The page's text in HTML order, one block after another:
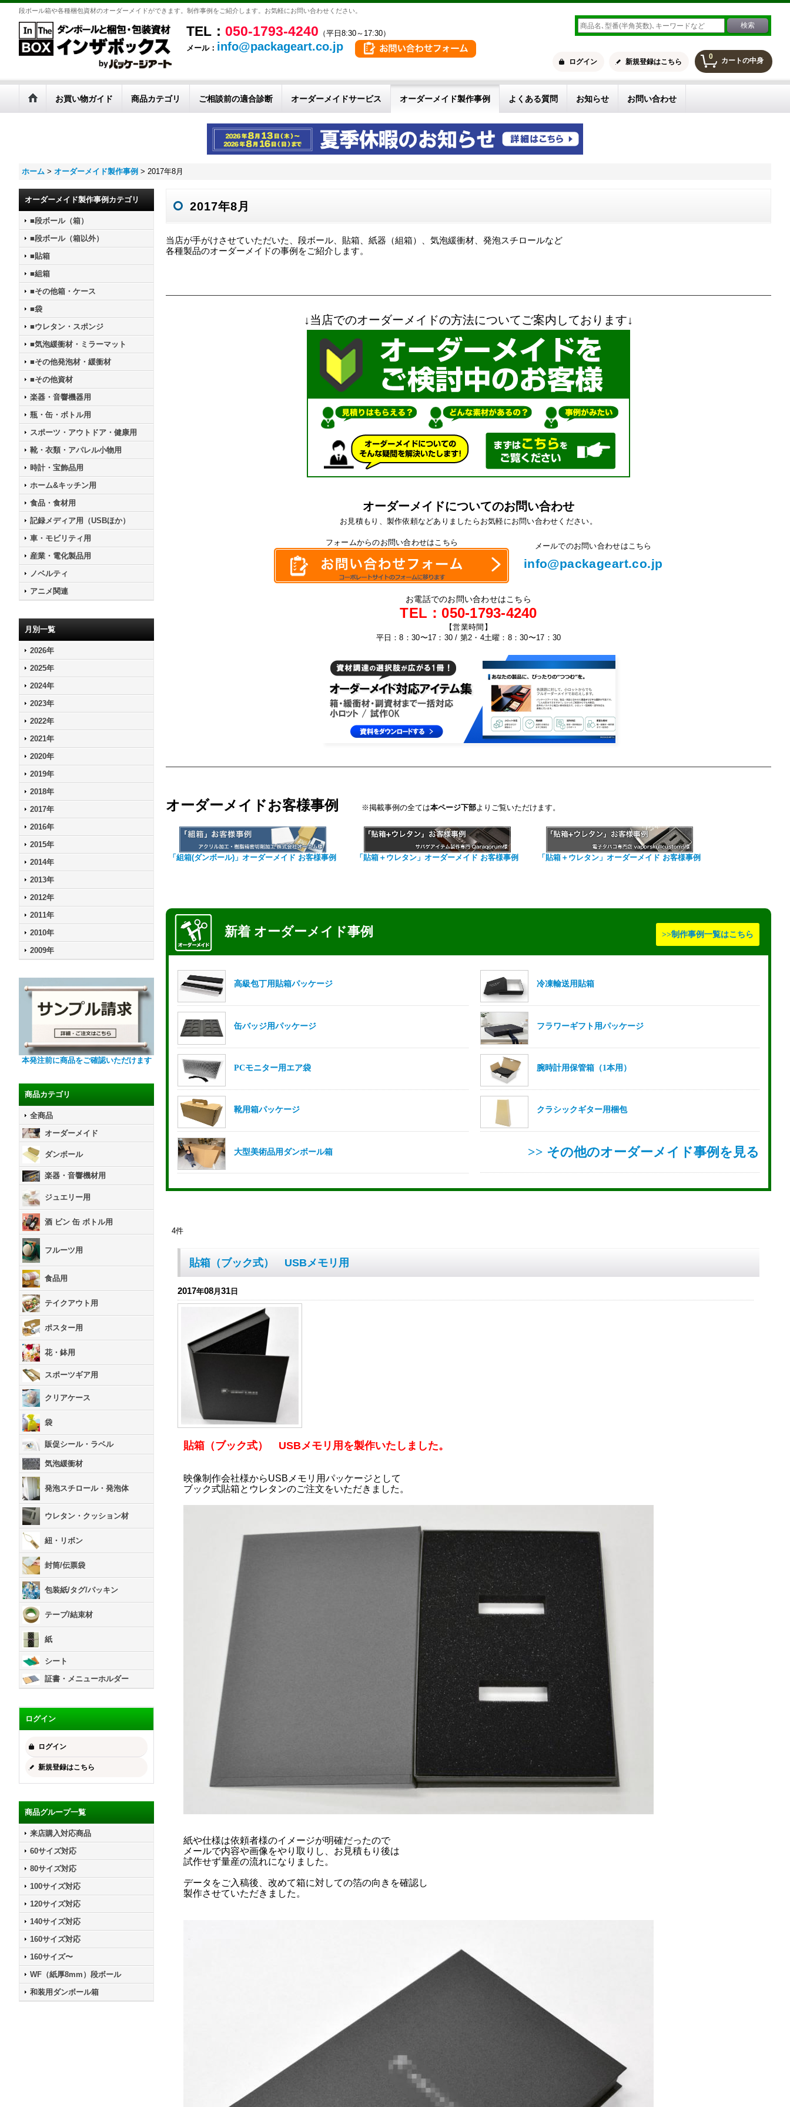
段ボール箱や各種梱包資材のオーダーメイドができます。制作事例をご紹介します。お気軽にお問い合わせください。
TEL： 050-1793-4240 （平日8:30～17:30）
メール： info@packageart.co.jp
0 カートの中身
ログイン 新規登録はこちら
お買い物ガイド 商品カテゴリ ご相談前の適合診断 オーダーメイドサービス オーダーメイド製作事例 よくある質問 お知らせ お問い合わせ
ホーム > オーダーメイド製作事例 > 2017年8月
オーダーメイド製作事例カテゴリ
■段ボール（箱）
■段ボール（箱以外）
■貼箱
■組箱
■その他箱・ケース
■袋
■ウレタン・スポンジ
■気泡緩衝材・ミラーマット
■その他発泡材・緩衝材
■その他資材
楽器・音響機器用
瓶・缶・ボトル用
スポーツ・アウトドア・健康用
靴・衣類・アパレル小物用
時計・宝飾品用
ホーム&キッチン用
食品・食材用
記録メディア用（USBほか）
車・モビリティ用
産業・電化製品用
ノベルティ
アニメ関連
月別一覧
2026年
2025年
2024年
2023年
2022年
2021年
2020年
2019年
2018年
2017年
2016年
2015年
2014年
2013年
2012年
2011年
2010年
2009年
本発注前に商品をご確認いただけます
商品カテゴリ
全商品
オーダーメイド
ダンボール
楽器・音響機材用
ジュエリー用
酒 ビン 缶 ボトル用
フルーツ用
食品用
テイクアウト用
ポスター用
花・鉢用
スポーツギア用
クリアケース
袋
販促シール・ラベル
気泡緩衝材
発泡スチロール・発泡体
ウレタン・クッション材
紐・リボン
封筒/伝票袋
包装紙/タグ/パッキン
テープ/結束材
紙
シート
証書・メニューホルダー
ログイン
ログイン
新規登録はこちら
商品グループ一覧
来店購入対応商品
60サイズ対応
80サイズ対応
100サイズ対応
120サイズ対応
140サイズ対応
160サイズ対応
160サイズ〜
WF（紙厚8mm）段ボール
和装用ダンボール箱
2017年8月
当店が手がけさせていただいた、段ボール、貼箱、紙器（組箱）、気泡緩衝材、発泡スチロールなど
各種製品のオーダーメイドの事例をご紹介します。
↓当店でのオーダーメイドの方法についてご案内しております↓
オーダーメイドについてのお問い合わせ
お見積もり、製作依頼などありましたらお気軽にお問い合わせください。
フォームからのお問い合わせはこちら メールでのお問い合わせはこちら
info@packageart.co.jp
お電話でのお問い合わせはこちら
TEL： 050-1793-4240
【営業時間】
平日：8：30〜17：30 / 第2・4土曜：8：30〜17：30
オーダーメイドお客様事例 ※掲載事例の全ては本ページ下部よりご覧いただけます。
「組箱(ダンボール)」オーダーメイド お客様事例 「貼箱＋ウレタン」オーダーメイド お客様事例 「貼箱＋ウレタン」オーダーメイド お客様事例
4件
貼箱（ブック式） USBメモリ用
2017年08月 31 日
貼箱（ブック式） USBメモリ用を製作いたしました。
映像制作会社様からUSBメモリ用パッケージとして
ブック式貼箱とウレタンのご注文をいただきました。
紙や仕様は依頼者様のイメージが明確だったので
メールで内容や画像をやり取りし、お見積もり後は
試作せず量産の流れになりました。
データをご入稿後、改めて箱に対しての箔の向きを確認し
製作させていただきました。